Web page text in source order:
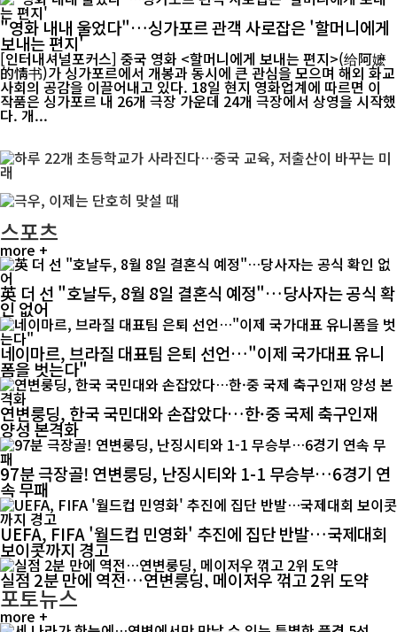
"영화 내내 울었다"…싱가포르 관객 사로잡은 '할머니에게
보내는 편지'
[인터내셔널포커스] 중국 영화 <할머니에게 보내는 편지>(给阿嬷
的情书)가 싱가포르에서 개봉과 동시에 큰 관심을 모으며 해외 화교
사회의 공감을 이끌어내고 있다. 18일 현지 영화업계에 따르면 이
작품은 싱가포르 내 26개 극장 가운데 24개 극장에서 상영을 시작했
다. 개...
스포츠
more +
英 더 선 "호날두, 8월 8일 결혼식 예정"…당사자는 공식 확
인 없어
네이마르, 브라질 대표팀 은퇴 선언…"이제 국가대표 유니
폼을 벗는다"
연변룽딩, 한국 국민대와 손잡았다…한·중 국제 축구인재
양성 본격화
97분 극장골! 연변룽딩, 난징시티와 1-1 무승부…6경기 연
속 무패
UEFA, FIFA '월드컵 민영화' 추진에 집단 반발…국제대회
보이콧까지 경고
실점 2분 만에 역전…연변룽딩, 메이저우 꺾고 2위 도약
포토뉴스
more +